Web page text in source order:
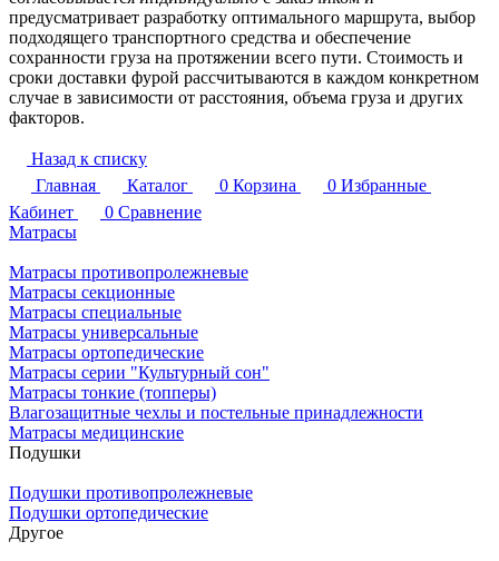
предусматривает разработку оптимального маршрута, выбор
подходящего транспортного средства и обеспечение
сохранности груза на протяжении всего пути. Стоимость и
сроки доставки фурой рассчитываются в каждом конкретном
случае в зависимости от расстояния, объема груза и других
факторов.
Назад к списку
Главная
Каталог 0 Корзина 0 Избранные
Кабинет
0 Сравнение
Матрасы
Матрасы противопролежневые
Матрасы секционные
Матрасы специальные
Матрасы универсальные
Матрасы ортопедические
Матрасы серии "Культурный сон"
Матрасы тонкие (топперы)
Влагозащитные чехлы и постельные принадлежности
Матрасы медицинские
Подушки
Подушки противопролежневые
Подушки ортопедические
Другое